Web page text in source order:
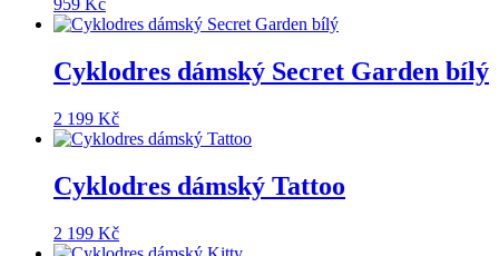
959 Kč
Cyklodres dámský Secret Garden bílý
2 199 Kč
Cyklodres dámský Tattoo
2 199 Kč